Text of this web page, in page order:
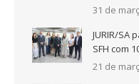
31 de
JURIR/SA
SFH com
21 de